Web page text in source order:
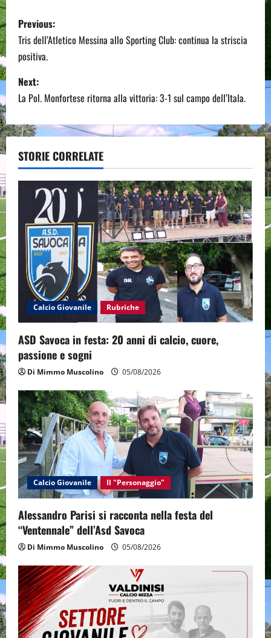
P
o
s
t
n
a
v
g
a
i
o
n
Previous:
Tris dell’Atletico Messina allo Sporting Club: continua la striscia
positiva.
Next:
La Pol. Monfortese ritorna alla vittoria: 3-1 sul campo dell’Itala.
STORIE CORRELATE
Calcio Giovanile Rubriche
ASD Savoca in festa: 20 anni di calcio, cuore,
passione e sogni
Di Mimmo Muscolino 05/08/2026
Calcio Giovanile Il "Personaggio"
Alessandro Parisi si racconta nella festa del
“Ventennale” dell’Asd Savoca
Di Mimmo Muscolino 05/08/2026